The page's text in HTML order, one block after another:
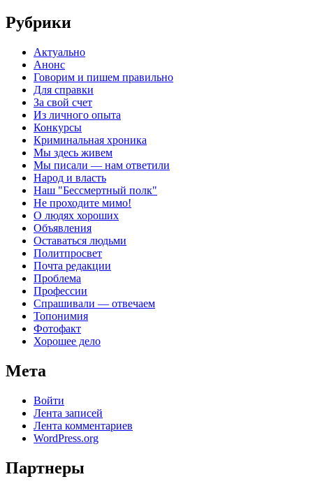
Рубрики
Актуально
Анонс
Говорим и пишем правильно
Для справки
За свой счет
Из личного опыта
Конкурсы
Криминальная хроника
Мы здесь живем
Мы писали — нам ответили
Народ и власть
Наш "Бессмертный полк"
Не проходите мимо!
О людях хороших
Объявления
Оставаться людьми
Политпросвет
Почта редакции
Проблема
Профессии
Спрашивали — отвечаем
Топонимия
Фотофакт
Хорошее дело
Мета
Войти
Лента записей
Лента комментариев
WordPress.org
Партнеры